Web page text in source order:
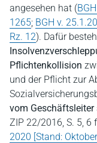
angesehen hat (
1265; BGH v.
Rz. 12). Dafür
Pflichtenkollision
und der Pflicht zur
vom
ZIP 22/2016, S. 5, 6
2020 [Stand: